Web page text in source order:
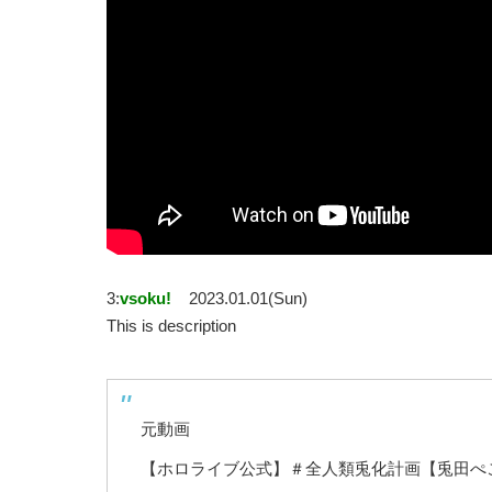
3:vsoku!
2023.01.01(Sun)
This is description
元動画
【ホロライブ公式】＃全人類兎化計画【兎田ぺ